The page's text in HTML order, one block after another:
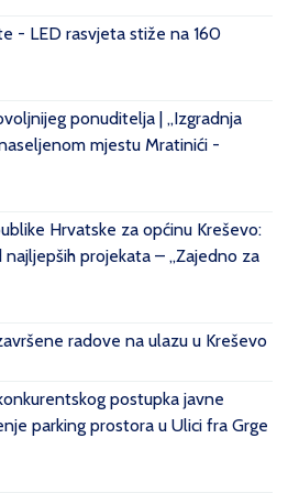
- LED rasvjeta stiže na 160
ponuditelja | „Izgradnja
mjestu Mratinići -
Hrvatske za općinu Kreševo:
projekata – „Zajedno za
radove na ulazu u Kreševo
postupka javne
parking prostora u Ulici fra Grge